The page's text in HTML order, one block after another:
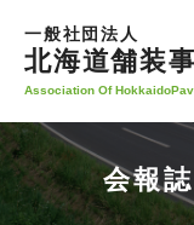
ツ
へ
ス
一般社団法人
北海道舗装
Association Of
会報